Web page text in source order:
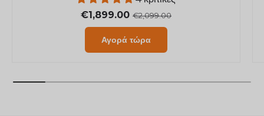
€1,899.00 €2,099.00
Αγορά τώρα